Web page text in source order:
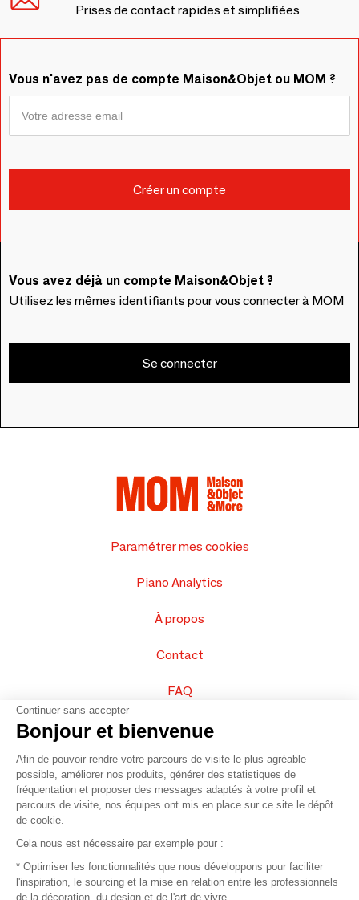
Prises de contact rapides et simplifiées
Vous n'avez pas de compte Maison&Objet ou MOM ?
Vous avez déjà un compte Maison&Objet ?
Utilisez les mêmes identifiants pour vous connecter à MOM
Se connecter
Paramétrer mes cookies
Piano Analytics
À propos
Contact
FAQ
Vendez vos produits
Plan du site
© 2016 –Organisation SAFI
Recrutement
Continuer sans accepter
Bonjour et bienvenue
Afin de pouvoir rendre votre parcours de visite le plus agréable
possible, améliorer nos produits, générer des statistiques de
fréquentation et proposer des messages adaptés à votre profil et
parcours de visite, nos équipes ont mis en place sur ce site le dépôt
de cookie.
Cela nous est nécessaire par exemple pour :
* Optimiser les fonctionnalités que nous développons pour faciliter
l'inspiration, le sourcing et la mise en relation entre les professionnels
de la décoration, du design et de l'art de vivre